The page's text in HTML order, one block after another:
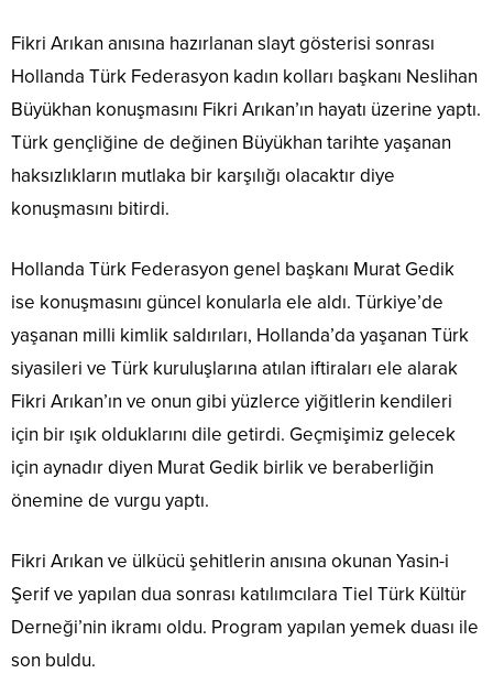
Fikri Arıkan anısına hazırlanan slayt gösterisi sonrası
Hollanda Türk Federasyon kadın kolları başkanı Neslihan
Büyükhan konuşmasını Fikri Arıkan’ın hayatı üzerine yaptı.
Türk gençliğine de değinen Büyükhan tarihte yaşanan
haksızlıkların mutlaka bir karşılığı olacaktır diye
konuşmasını bitirdi.
Hollanda Türk Federasyon genel başkanı Murat Gedik
ise konuşmasını güncel konularla ele aldı. Türkiye’de
yaşanan milli kimlik saldırıları, Hollanda’da yaşanan Türk
siyasileri ve Türk kuruluşlarına atılan iftiraları ele alarak
Fikri Arıkan’ın ve onun gibi yüzlerce yiğitlerin kendileri
için bir ışık olduklarını dile getirdi. Geçmişimiz gelecek
için aynadır diyen Murat Gedik birlik ve beraberliğin
önemine de vurgu yaptı.
Fikri Arıkan ve ülkücü şehitlerin anısına okunan Yasin-i
Şerif ve yapılan dua sonrası katılımcılara Tiel Türk Kültür
Derneği’nin ikramı oldu. Program yapılan yemek duası ile
son buldu.